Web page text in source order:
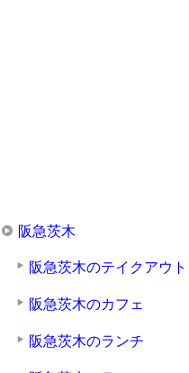
阪急茨木
阪急茨木のテイクアウト
阪急茨木のカフェ
阪急茨木のランチ